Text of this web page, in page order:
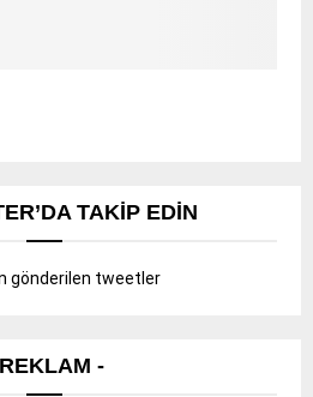
TAKIP EDIN
gönderilen tweetler
-